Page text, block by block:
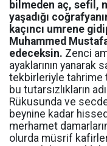
bilmeden aç, sefil,
yaşadığı
kaçıncı umrene
Muhammed
edeceksin. Zenci
ayaklarının
tekbirleriyle tahrime
bu tutarsızlıkların
Rükusunda ve
beynine kadar
merhamet
olurda müsrif